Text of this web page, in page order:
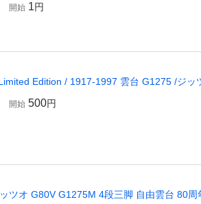
開始 1円
Edition / 1917-1997 雲台 G1275 /ジッ
開始 500円
ツオ G80V G1275M 4段三脚 自由雲台 80周